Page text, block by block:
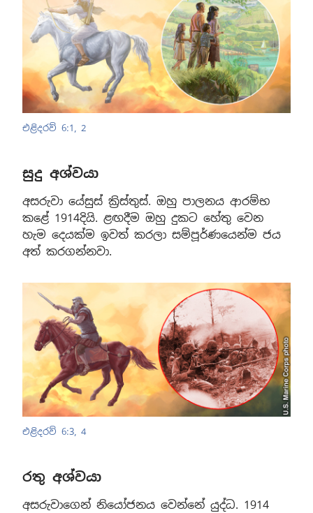
එළිදරව් 6:1, 2
සුදු අශ්වයා
අසරුවා යේසුස් ක්‍රිස්තුස්. ඔහු පාලනය ආරම්භ
කළේ 1914දියි. ළඟදීම ඔහු දුකට හේතු වෙන
හැම දෙයක්ම ඉවත් කරලා සම්පූර්ණයෙන්ම ජය
අත් කරගන්නවා.
එළිදරව් 6:3, 4
රතු අශ්වයා
අසරුවාගෙන් නියෝජනය වෙන්නේ යුද්ධ. 1914